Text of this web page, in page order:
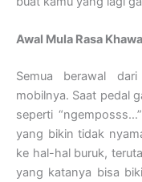
Awal Mula Rasa
Semua berawal
mobilnya. Saat pedal
seperti
yang bikin tidak
ke hal-hal buruk,
yang katanya bisa